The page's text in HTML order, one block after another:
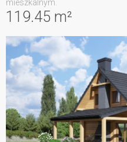
119.45 m²
mieszkalnym.